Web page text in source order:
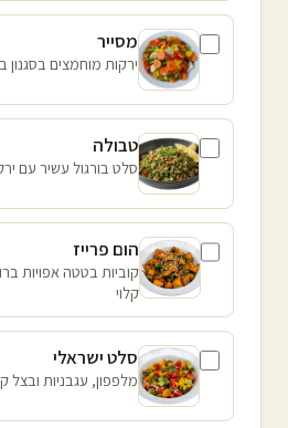
מסייר
ירקות מוחמצים בסגנון
טבולה
סלט בורגול עשיר עם
הום פרייז
קוביות בטטה אפויות
קלוי
סלט ישראלי
מלפפון, עגבניות ובצל